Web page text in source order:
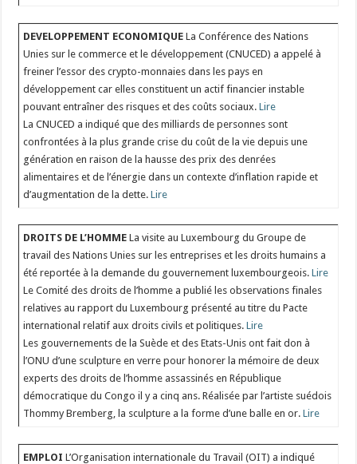
DEVELOPPEMENT ECONOMIQUE La Conférence des Nations
Unies sur le commerce et le développement (CNUCED) a appelé à
freiner l’essor des crypto-monnaies dans les pays en
développement car elles constituent un actif financier instable
pouvant entraîner des risques et des coûts sociaux.Lire
La CNUCED a indiqué que des milliards de personnes sont
confrontées à la plus grande crise du coût de la vie depuis une
génération en raison de la hausse des prix des denrées
alimentaires et de l’énergie dans un contexte d’inflation rapide et
d’augmentation de la dette.Lire
DROITS DE L’HOMME La visite au Luxembourg du Groupe de
travail des Nations Unies sur les entreprises et les droits humains a
été reportée à la demande du gouvernement luxembourgeois.Lire
Le Comité des droits de l’homme a publié les observations finales
relatives au rapport du Luxembourg présenté au titre du Pacte
international relatif aux droits civils et politiques.Lire
Les gouvernements de la Suède et des Etats-Unis ont fait don à
l’ONU d’une sculpture en verre pour honorer la mémoire de deux
experts des droits de l’homme assassinés en République
démocratique du Congo il y a cinq ans. Réalisée par l’artiste suédois
Thommy Bremberg, la sculpture a la forme d’une balle en or.Lire
EMPLOI L’Organisation internationale du Travail (OIT) a indiqué